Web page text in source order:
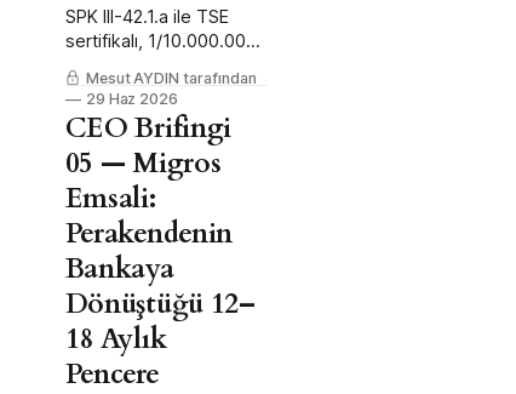
SPK III-42.1.a ile TSE
sertifikalı, 1/10.000.000
doğrulukta YZ tabanlı
dijital onboarding fırsatı.
Mesut AYDIN tarafından
29 Haz 2026
CEO Brifingi
05 — Migros
Emsali:
Perakendenin
Bankaya
Dönüştüğü 12–
18 Aylık
Pencere